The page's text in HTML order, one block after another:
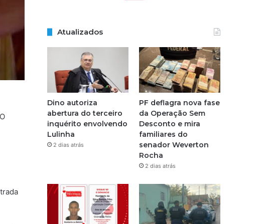
t
a
g
r
a
m
Atualizados
Dino autoriza
abertura do terceiro
inquérito envolvendo
Lulinha
2 dias atrás
PF deflagra nova fase
da Operação Sem
Desconto e mira
familiares do
senador Weverton
Rocha
2 dias atrás